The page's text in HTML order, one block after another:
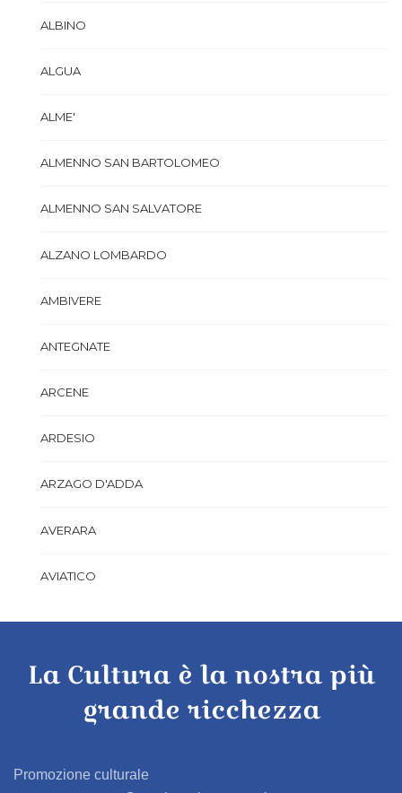
ALBINO
ALGUA
ALME'
ALMENNO SAN BARTOLOMEO
ALMENNO SAN SALVATORE
ALZANO LOMBARDO
AMBIVERE
ANTEGNATE
ARCENE
ARDESIO
ARZAGO D'ADDA
AVERARA
AVIATICO
AZZANO SAN PAOLO
AZZONE
BAGNATICA
La Cultura è la nostra più
grande ricchezza
Promozione culturale